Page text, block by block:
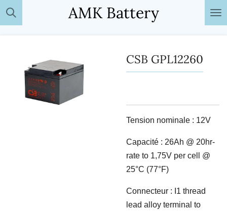
Passer
au
AMK Battery
CSB GPL12260
Tension nominale : 12V
Capacité : 26Ah @ 20hr-
rate to 1,75V per cell @
25°C (77°F)
Connecteur : I1 thread
lead alloy terminal to